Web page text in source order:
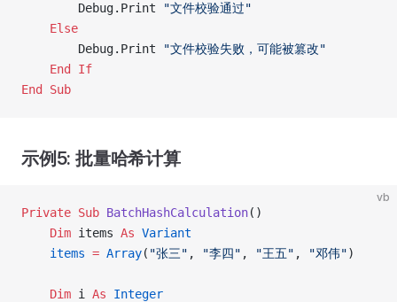
        Debug.Print
"文件校验通过"
    Else
        Debug.Print
"文件校验失败，可能被篡改"
    End If
End Sub
示例5: 批量哈希计算
vb
Private Sub BatchHashCalculation()
    Dim
items As Variant
    items
= Array( "张三" , "李四" , "王五" , "邓伟")
    Dim
i As Integer